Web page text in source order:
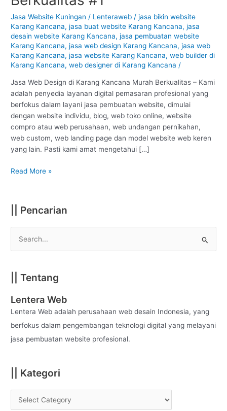
Jasa Website Kuningan / Lenteraweb /jasa bikin website
Karang Kancana,jasa buat website Karang Kancana,jasa
desain website Karang Kancana,jasa pembuatan website
Karang Kancana,jasa web design Karang Kancana,jasa web
Karang Kancana,jasa website Karang Kancana,web builder di
Karang Kancana,web designer di Karang Kancana /
Jasa Web Design di Karang Kancana Murah Berkualitas – Kami
adalah penyedia layanan digital pemasaran profesional yang
berfokus dalam layani jasa pembuatan website, dimulai
dengan website individu, blog, web toko online, website
compro atau web perusahaan, web undangan pernikahan,
web custom, web landing page dan model website web keren
yang lain. Pasti kami amat mengetahui […]
Karang
Kancana
–
Kuningan
:
Murah
Berkualitas
#1
Read More »
|| Pencarian
r
c
h
f
o
|| Tentang
Lentera Web
Lentera Web adalah perusahaan web desain Indonesia, yang
berfokus dalam pengembangan teknologi digital yang melayani
jasa pembuatan website profesional.
|| Kategori